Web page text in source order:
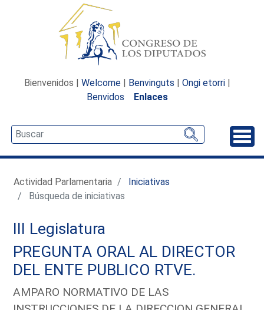
Bienvenidos | Welcome | Benvinguts | Ongi etorri |
Benvidos
Enlaces
Actividad Parlamentaria
Iniciativas
Búsqueda de iniciativas
III Legislatura
PREGUNTA ORAL AL DIRECTOR
DEL ENTE PUBLICO RTVE.
AMPARO NORMATIVO DE LAS